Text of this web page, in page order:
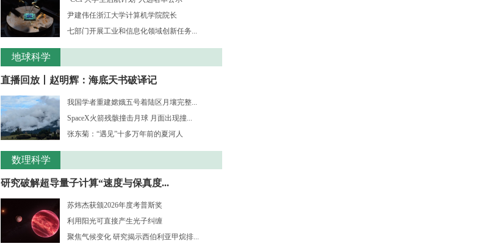
尹建伟任浙江大学计算机学院院长
七部门开展工业和信息化领域创新任务...
地球科学
直播回放丨赵明辉：海底天书破译记
我国学者重建嫦娥五号着陆区月壤完整...
SpaceX火箭残骸撞击月球 月面出现撞...
张东菊：“遇见”十多万年前的夏河人
数理科学
研究破解超导量子计算“速度与保真度...
苏炜杰获颁2026年度考普斯奖
利用阳光可直接产生光子纠缠
聚焦气候变化 研究揭示西伯利亚甲烷排...